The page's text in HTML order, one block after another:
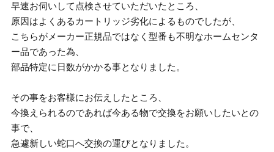
早速お伺いして点検させていただいたところ、
原因はよくあるカートリッジ劣化によるものでしたが、
こちらがメーカー正規品ではなく型番も不明なホームセンタ
ー品であった為、
部品特定に日数がかかる事となりました。
その事をお客様にお伝えしたところ、
今換えられるのであれば今ある物で交換をお願いしたいとの
事で、
急遽新しい蛇口へ交換の運びとなりました。